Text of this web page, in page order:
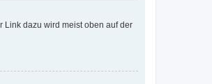
Link dazu wird meist oben auf der